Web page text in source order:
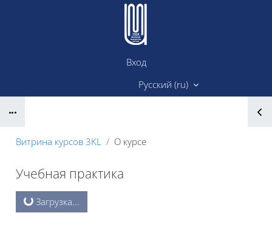
Перейти к основному содержанию
Вход
Русский ‎(ru)‎
Витрина курсов 3KL О курсе
Учебная практика
БлокиЗагрузка...